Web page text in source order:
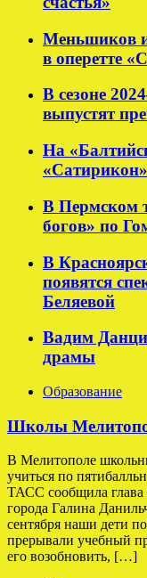
Меньшиков
в оперетте
В сезоне
выпустят
На
В Пермском
богов» по
В
появятся
Беляевой
Вадим
драмы
Образование
Школы
В Мелитополе
учиться по
ТАСС сообщила глава
города Галина
сентября наши дети
прерывали учебный
его возобновить, […]